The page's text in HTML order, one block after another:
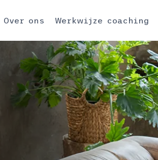
Over ons Werkwijze coaching